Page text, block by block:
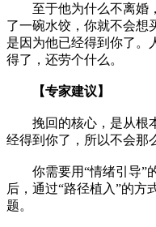
至于他为什么不离婚，
了一碗水饺，你就不会想
是因为他已经得到你了。
得了，还劳个什么。
【专家建议】
挽回的核心，是从根本
经得到你了，所以不会那
你需要用“情绪引导”的
后，通过“路径植入”的方
题。